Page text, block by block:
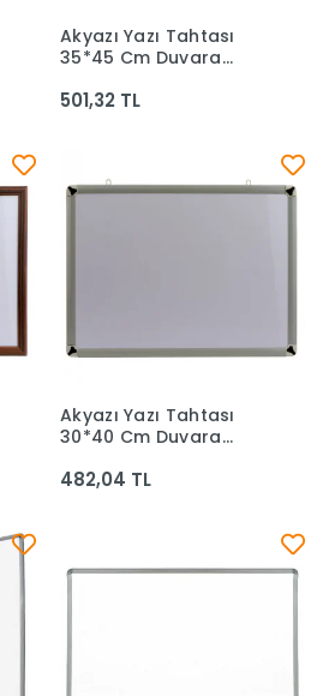
Sepete Ekle
Akyazı Yazı Tahtası
35*45 Cm Duvara
501,32 TL
Sepete Ekle
Akyazı Yazı Tahtası
30*40 Cm Duvara
482,04 TL